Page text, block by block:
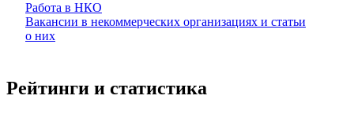
Работа в НКО
Вакансии в некоммерческих организациях и статьи
о них
Рейтинги и статистика